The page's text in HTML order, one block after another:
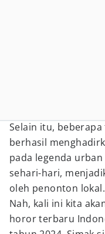
Selain itu,
berhasil
pada legenda
sehari-hari,
oleh penonton lokal.
Nah, kali ini kita
horor terbaru